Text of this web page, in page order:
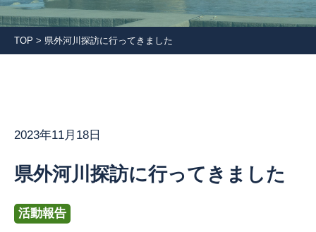
団体会員一覧
入会案内
お問い合わせ
TOP > 県外河川探訪に行ってきました
2023年11月18日
県外河川探訪に行ってきました
活動報告